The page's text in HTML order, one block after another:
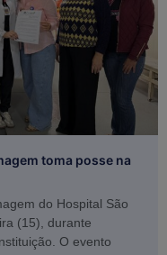
toma posse na
do Hospital São
(15), durante
O evento